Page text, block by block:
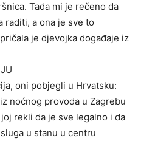
Tada mi je rečeno da
raditi, a ona je sve to
je djevojka događaje iz
oni pobjegli u Hrvatsku:
noćnog provoda u Zagrebu
rekli da je sve legalno i da
u stanu u centru